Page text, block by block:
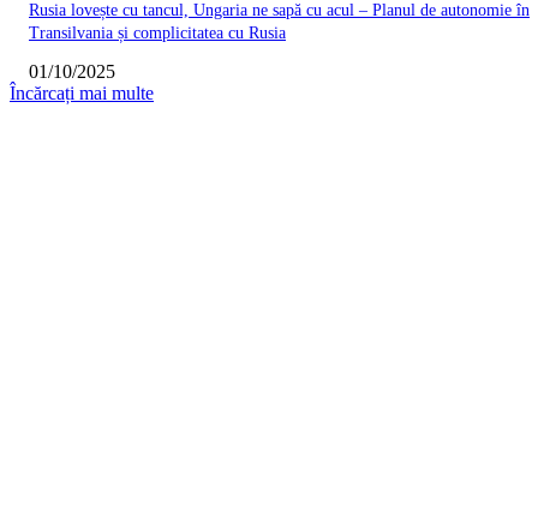
Rusia lovește cu tancul, Ungaria ne sapă cu acul – Planul de autonomie în
Transilvania și complicitatea cu Rusia
01/10/2025
Încărcați mai multe